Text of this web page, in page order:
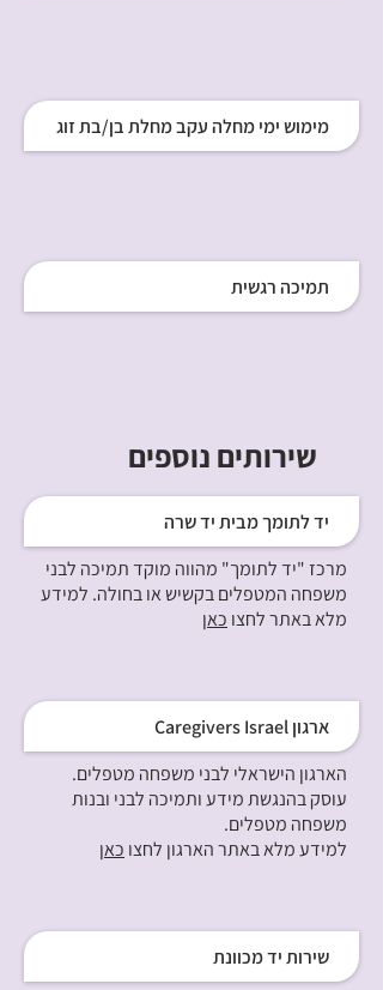
מימוש ימי מחלה עקב מחלת בן/בת זוג
תמיכה רגשית
שירותים נוספים
מרכז "יד לתומך" מהווה מוקד תמיכה לבני
משפחה המטפלים בקשיש או בחולה. למידע
מלא באתר לחצו כאן
יד לתומך מבית יד שרה
הארגון הישראלי לבני משפחה מטפלים.
עוסק בהנגשת מידע ותמיכה לבני ובנות
משפחה מטפלים.
למידע מלא באתר הארגון לחצו כאן
Caregivers Israel ארגון
שירות יד מכוונת